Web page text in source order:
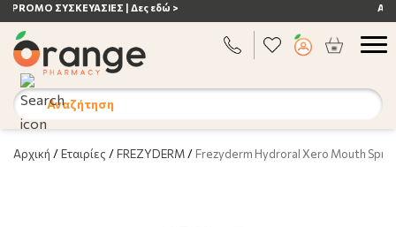
>
Αναζήτηση
Αρχική /Εταιρίες /FREZYDERM / Frezyderm Hydroral Xero Mouth